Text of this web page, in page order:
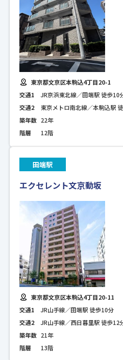
東京都文京区本駒込4丁目20-1
交通1
JR京浜東北線／田端駅 徒歩10
交通2
東京メトロ南北線／本駒込駅
築年数 22年
階層
12階
田端駅
エクセレント文京動坂
東京都文京区本駒込4丁目20-11
交通1
JR山手線／田端駅 徒歩10分
交通2
JR山手線／西日暮里駅 徒歩12
築年数 21年
階層
13階